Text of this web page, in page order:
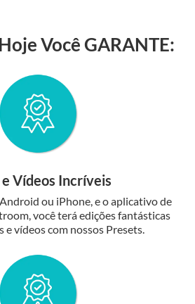
Você GARANTE:
e Vídeos Incríveis
ou iPhone, e o aplicativo de
você terá edições fantásticas
e vídeos com nossos Presets.